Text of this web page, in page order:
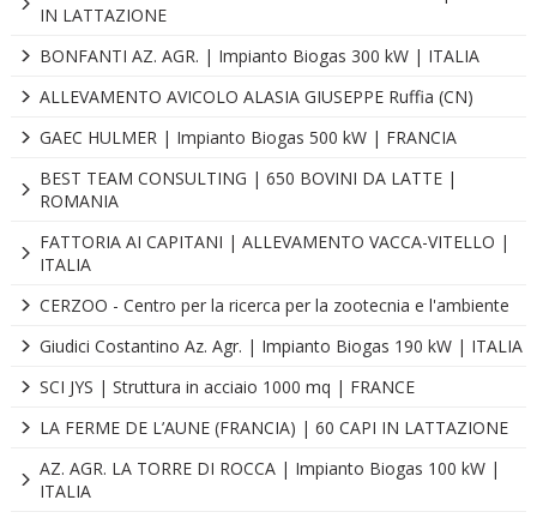
IN LATTAZIONE
BONFANTI AZ. AGR. | Impianto Biogas 300 kW | ITALIA
ALLEVAMENTO AVICOLO ALASIA GIUSEPPE Ruffia (CN)
GAEC HULMER | Impianto Biogas 500 kW | FRANCIA
BEST TEAM CONSULTING | 650 BOVINI DA LATTE |
ROMANIA
FATTORIA AI CAPITANI | ALLEVAMENTO VACCA-VITELLO |
ITALIA
CERZOO - Centro per la ricerca per la zootecnia e l'ambiente
Giudici Costantino Az. Agr. | Impianto Biogas 190 kW | ITALIA
SCI JYS | Struttura in acciaio 1000 mq | FRANCE
LA FERME DE L’AUNE (FRANCIA) | 60 CAPI IN LATTAZIONE
AZ. AGR. LA TORRE DI ROCCA | Impianto Biogas 100 kW |
ITALIA